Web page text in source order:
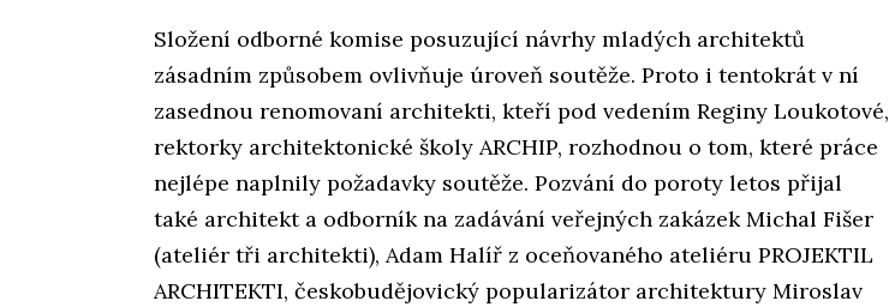
Složení odborné komise posuzující návrhy mladých architektů
zásadním způsobem ovlivňuje úroveň soutěže. Proto i tentokrát v ní
zasednou renomovaní architekti, kteří pod vedením Reginy Loukotové,
rektorky architektonické školy ARCHIP, rozhodnou o tom, které práce
nejlépe naplnily požadavky soutěže. Pozvání do poroty letos přijal
také architekt a odborník na zadávání veřejných zakázek Michal Fišer
(ateliér tři architekti), Adam Halíř z oceňovaného ateliéru PROJEKTIL
ARCHITEKTI, českobudějovický popularizátor architektury Miroslav